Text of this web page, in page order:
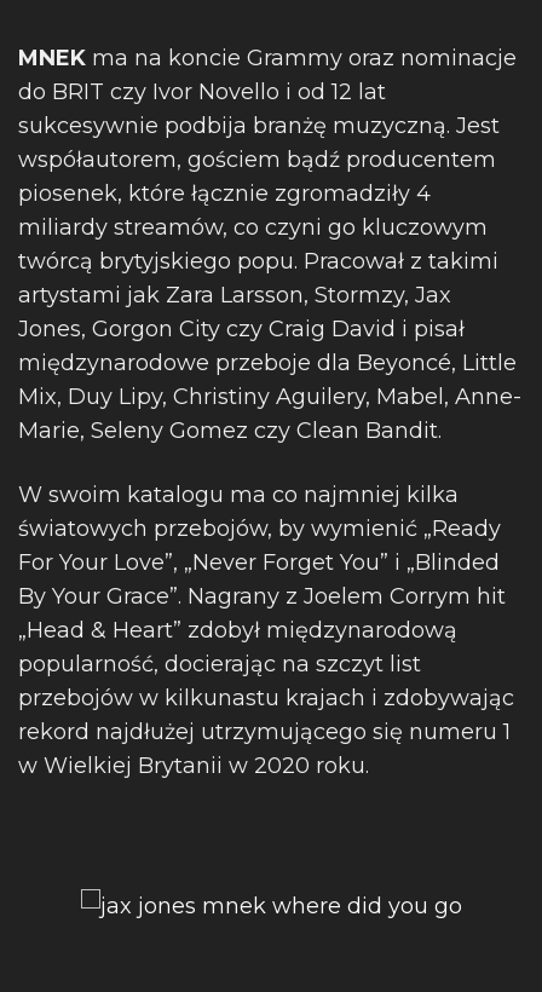
MNEK ma na koncie Grammy oraz nominacje
do BRIT czy Ivor Novello i od 12 lat
sukcesywnie podbija branżę muzyczną. Jest
współautorem, gościem bądź producentem
piosenek, które łącznie zgromadziły 4
miliardy streamów, co czyni go kluczowym
twórcą brytyjskiego popu. Pracował z takimi
artystami jak Zara Larsson, Stormzy, Jax
Jones, Gorgon City czy Craig David i pisał
międzynarodowe przeboje dla Beyoncé, Little
Mix, Duy Lipy, Christiny Aguilery, Mabel, Anne-
Marie, Seleny Gomez czy Clean Bandit.
W swoim katalogu ma co najmniej kilka
światowych przebojów, by wymienić „Ready
For Your Love”, „Never Forget You” i „Blinded
By Your Grace”. Nagrany z Joelem Corrym hit
„Head & Heart” zdobył międzynarodową
popularność, docierając na szczyt list
przebojów w kilkunastu krajach i zdobywając
rekord najdłużej utrzymującego się numeru 1
w Wielkiej Brytanii w 2020 roku.